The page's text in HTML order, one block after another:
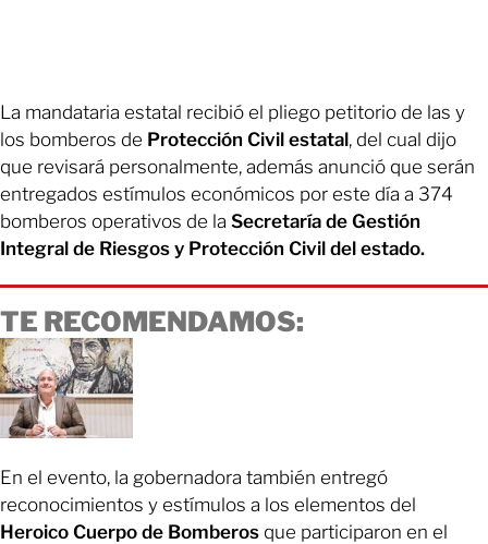
La mandataria estatal recibió el pliego petitorio de las y
los bomberos de Protección Civil estatal, del cual dijo
que revisará personalmente, además anunció que serán
entregados estímulos económicos por este día a 374
bomberos operativos de la Secretaría de Gestión
Integral de Riesgos y Protección Civil del estado.
TE RECOMENDAMOS:
En el evento, la gobernadora también entregó
reconocimientos y estímulos a los elementos del
Heroico Cuerpo de Bomberos que participaron en el